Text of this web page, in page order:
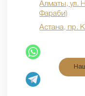
Алматы, ул.
Фараби)
Астана, пр.